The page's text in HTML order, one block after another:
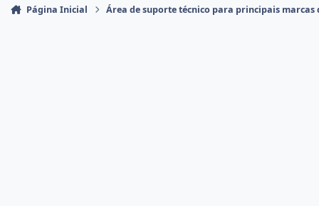
Página Inicial Área de suporte técnico para principais marcas